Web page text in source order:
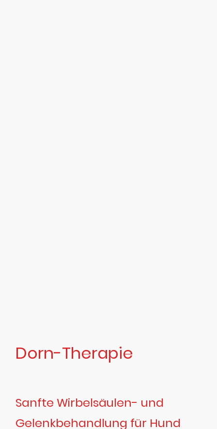
Dorn-Therapie
Sanfte Wirbelsäulen- und
Gelenkbehandlung für Hund